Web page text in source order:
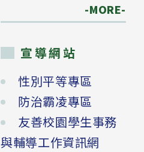
-MORE-
宣導網站
性別平等專區
防治霸凌專區
友善校園學生事務
與輔導工作資訊網